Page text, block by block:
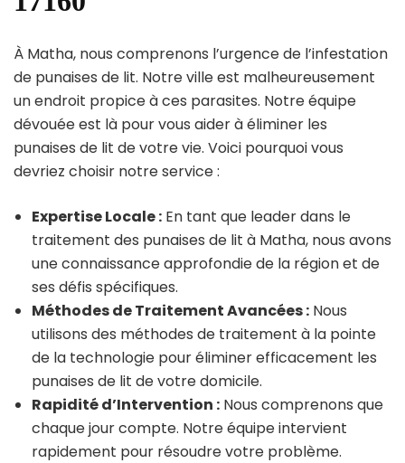
À Matha, nous comprenons l’urgence de l’infestation
de punaises de lit. Notre ville est malheureusement
un endroit propice à ces parasites. Notre équipe
dévouée est là pour vous aider à éliminer les
punaises de lit de votre vie. Voici pourquoi vous
devriez choisir notre service :
Expertise Locale : En tant que leader dans le
traitement des punaises de lit à Matha, nous avons
une connaissance approfondie de la région et de
ses défis spécifiques.
Méthodes de Traitement Avancées : Nous
utilisons des méthodes de traitement à la pointe
de la technologie pour éliminer efficacement les
punaises de lit de votre domicile.
Rapidité d’Intervention : Nous comprenons que
chaque jour compte. Notre équipe intervient
rapidement pour résoudre votre problème.